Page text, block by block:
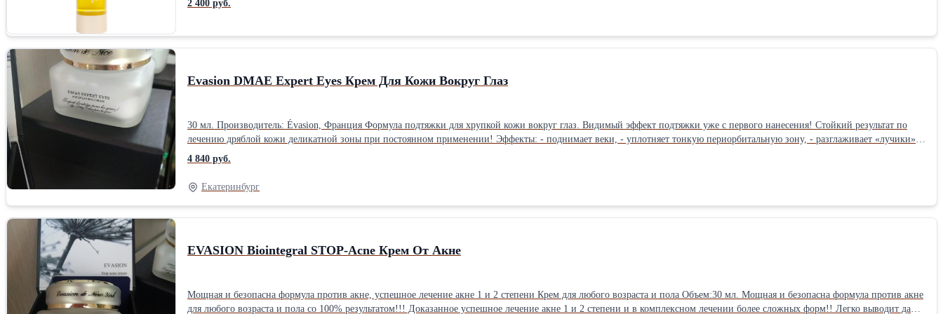
СОДЕРЖИТ СУЛЬФАТОВ, ПАРАБЕНОВ, ГЛЮТЕНА, АГРЕССИВНЫХ ВЕЩЕСТВ! ПРИМЕНЕНИЕ: Нанести несколько капель на ладони, растереть согрев масло, и
порошок/красители/химическую завивку для защиты поврежденных волос. СОСТАВ: cyclopentasiloxane, dimethiconol, argania spinosa kernel (argan) oil, macadamia integrifolia
tocopherol.
2 400 руб.
Evasion DMAE Expert Eyes Крем Для Кожи Вокруг Глаз
30 мл. Производитель: Évasion, Франция Формула подтяжки для хрупкой кожи вокруг глаз. Видимый эффект подтяжки уже с первого нанесения! Стойкий результат по
лечению дряблой кожи деликатной зоны при постоянном применении! Эффекты: - поднимает веки, - уплотняет тонкую периорбитальную зону, - разглаживает «лучики»
вокруг глаз, - стимулирует высвобождение ацетилхолина и синтез коллагена, - стирает усталость под глазами, - усиливает крово- и лимфоток, - выталкивает мелкие
морщинки вокруг губ («кисет»), придает им легкую припухлость
4 840 руб.
Екатеринбург
EVASION Biointegral STOP-Acne Крем От Акне
Мощная и безопасна формула против акне, успешное лечение акне 1 и 2 степени Крем для любого возраста и пола Объем:30 мл. Мощная и безопасна формула против акне
для любого возраста и пола со 100% результатом!!! Доказанное успешное лечение акне 1 и 2 степени и в комплексном лечении более сложных форм!! Легко выводит даже